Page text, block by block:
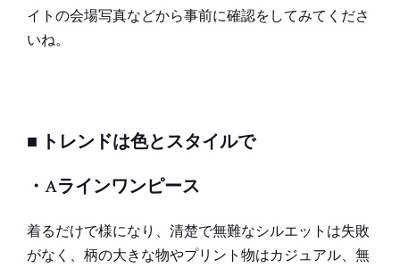
イトの会場写真などから事前に確認をしてみてくださ
いね。
■ トレンドは色とスタイルで
・Aラインワンピース
着るだけで様になり、清楚で無難なシルエットは失敗
がなく、柄の大きな物やプリント物はカジュアル、無